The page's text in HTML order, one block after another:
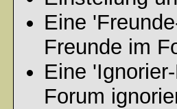
Eine
Freunde im
Eine
Forum